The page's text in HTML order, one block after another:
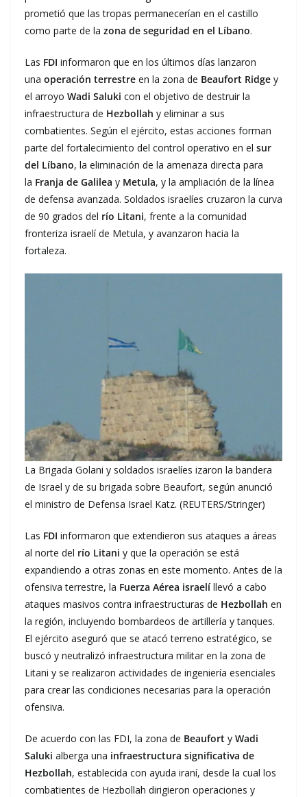
prometió que las tropas permanecerían en el castillo
como parte de la zona de seguridad en el Líbano.
Las FDI informaron que en los últimos días lanzaron
una operación terrestre en la zona de Beaufort Ridge y
el arroyo Wadi Saluki con el objetivo de destruir la
infraestructura de Hezbollah y eliminar a sus
combatientes. Según el ejército, estas acciones forman
parte del fortalecimiento del control operativo en el sur
del Líbano, la eliminación de la amenaza directa para
la Franja de Galilea y Metula, y la ampliación de la línea
de defensa avanzada. Soldados israelíes cruzaron la curva
de 90 grados del río Litani, frente a la comunidad
fronteriza israelí de Metula, y avanzaron hacia la
fortaleza.
La Brigada Golani y soldados israelíes izaron la bandera
de Israel y de su brigada sobre Beaufort, según anunció
el ministro de Defensa Israel Katz. (REUTERS/Stringer)
Las FDI informaron que extendieron sus ataques a áreas
al norte del río Litani y que la operación se está
expandiendo a otras zonas en este momento. Antes de la
ofensiva terrestre, la Fuerza Aérea israelí llevó a cabo
ataques masivos contra infraestructuras de Hezbollah en
la región, incluyendo bombardeos de artillería y tanques.
El ejército aseguró que se atacó terreno estratégico, se
buscó y neutralizó infraestructura militar en la zona de
Litani y se realizaron actividades de ingeniería esenciales
para crear las condiciones necesarias para la operación
ofensiva.
De acuerdo con las FDI, la zona de Beaufort y Wadi
Saluki alberga una infraestructura significativa de
Hezbollah, establecida con ayuda iraní, desde la cual los
combatientes de Hezbollah dirigieron operaciones y